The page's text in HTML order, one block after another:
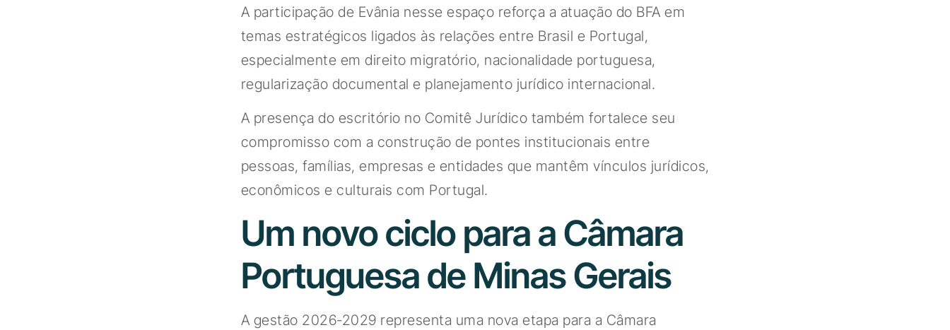
A participação de Evânia nesse espaço reforça a atuação do BFA em
temas estratégicos ligados às relações entre Brasil e Portugal,
especialmente em direito migratório, nacionalidade portuguesa,
regularização documental e planejamento jurídico internacional.
A presença do escritório no Comitê Jurídico também fortalece seu
compromisso com a construção de pontes institucionais entre
pessoas, famílias, empresas e entidades que mantêm vínculos jurídicos,
econômicos e culturais com Portugal.
Um novo ciclo para a Câmara
Portuguesa de Minas Gerais
A gestão 2026-2029 representa uma nova etapa para a Câmara